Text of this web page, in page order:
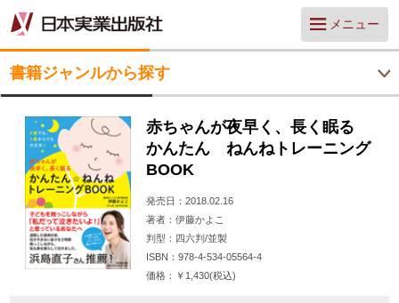
メニュー
書籍ジャンルから探す
赤ちゃんが夜早く、長く眠る
かんたん ねんねトレーニング
BOOK
発売日
2018.02.16
著者
伊藤かよこ
判型
四六判/並製
ISBN
978-4-534-05564-4
価格
￥1,430(税込)